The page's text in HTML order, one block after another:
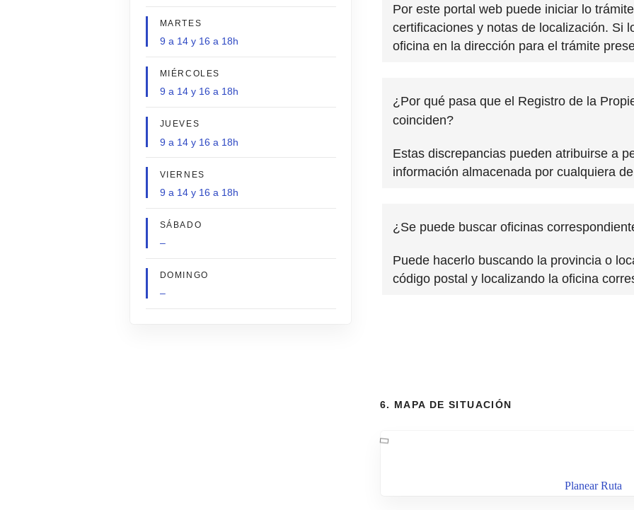
MARTES
9 a 14 y 16 a 18h
MIÉRCOLES
9 a 14 y 16 a 18h
JUEVES
9 a 14 y 16 a 18h
VIERNES
9 a 14 y 16 a 18h
SÁBADO
–
DOMINGO
–
Por este portal web puede iniciar lo
certificaciones y notas de localización. Si
oficina en la dirección para el trámite
¿Por qué pasa que el Registro de la
coinciden?
Estas discrepancias pueden atribuirse a
información almacenada por cualquiera
¿Se puede buscar oficinas
Puede hacerlo buscando la provincia o
código postal y localizando la oficina
6. MAPA DE SITUACIÓN
Planear Ruta